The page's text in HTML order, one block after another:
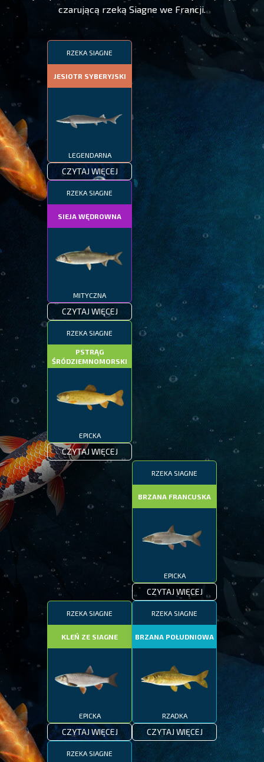
czarującą rzeką Siagne we Francji.
RZEKA SIAGNE
JESIOTR SYBERYJSKI
LEGENDARNA
CZYTAJ WIĘCEJ
RZEKA SIAGNE
SIEJA WĘDROWNA
MITYCZNA
CZYTAJ WIĘCEJ
RZEKA SIAGNE
PSTRĄG
ŚRÓDZIEMNOMORSKI
EPICKA
CZYTAJ WIĘCEJ
RZEKA SIAGNE
BRZANA FRANCUSKA
EPICKA
CZYTAJ WIĘCEJ
RZEKA SIAGNE
KLEŃ ZE SIAGNE
EPICKA
CZYTAJ WIĘCEJ
RZEKA SIAGNE
BRZANA POŁUDNIOWA
RZADKA
CZYTAJ WIĘCEJ
RZEKA SIAGNE